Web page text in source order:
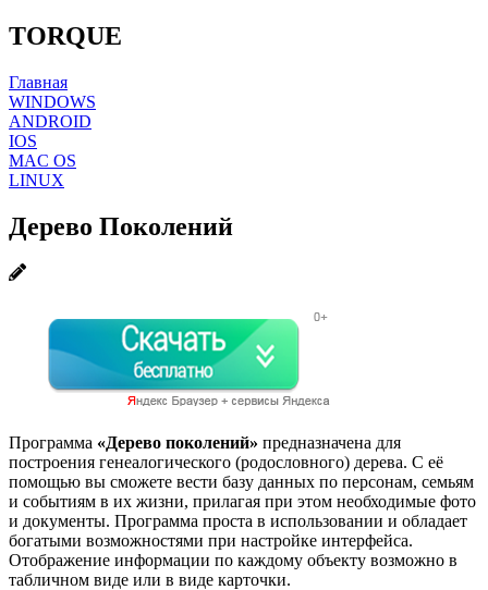
TORQUE
Главная
WINDOWS
ANDROID
IOS
MAC OS
LINUX
Дерево Поколений
Программа «Дерево поколений» предназначена для
построения генеалогического (родословного) дерева. С её
помощью вы сможете вести базу данных по персонам, семьям
и событиям в их жизни, прилагая при этом необходимые фото
и документы. Программа проста в использовании и обладает
богатыми возможностями при настройке интерфейса.
Отображение информации по каждому объекту возможно в
табличном виде или в виде карточки.